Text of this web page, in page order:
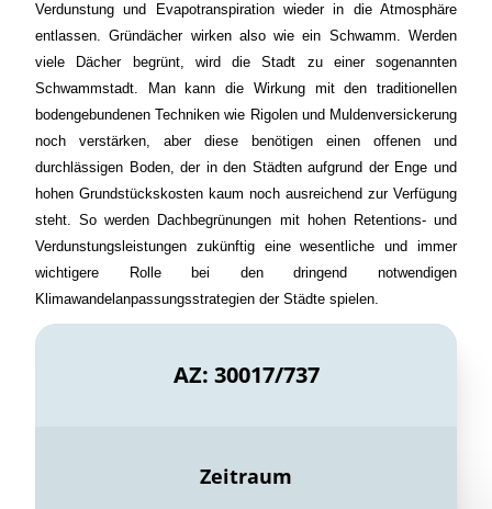
Verdunstung und Evapotranspiration wieder in die Atmosphäre
entlassen. Gründächer wirken also wie ein Schwamm. Werden
viele Dächer begrünt, wird die Stadt zu einer sogenannten
Schwammstadt. Man kann die Wirkung mit den traditionellen
bodengebundenen Techniken wie Rigolen und Muldenversickerung
noch verstärken, aber diese benötigen einen offenen und
durchlässigen Boden, der in den Städten aufgrund der Enge und
hohen Grundstückskosten kaum noch ausreichend zur Verfügung
steht. So werden Dachbegrünungen mit hohen Retentions- und
Verdunstungsleistungen zukünftig eine wesentliche und immer
wichtigere Rolle bei den dringend notwendigen
Klimawandelanpassungsstrategien der Städte spielen.
AZ: 30017/737
Zeitraum